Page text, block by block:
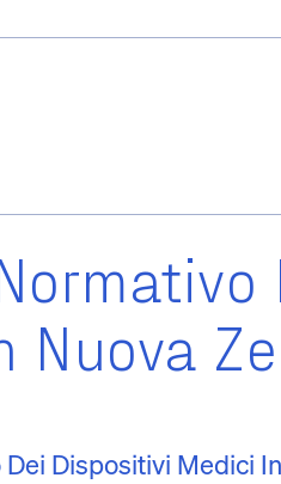
Nuova
Dispositivi Medici